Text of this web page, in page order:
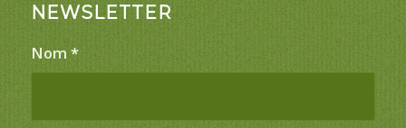
NEWSLETTER
Nom *